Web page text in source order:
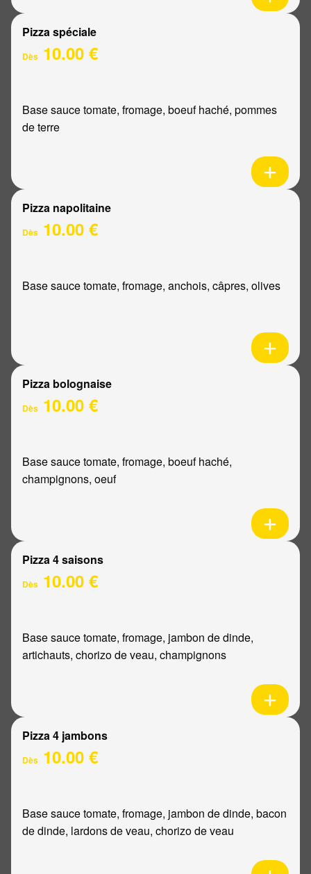
Pizza spéciale
Dès 10.00 €
Base sauce tomate, fromage, boeuf haché, pommes
de terre
Pizza napolitaine
Dès 10.00 €
Base sauce tomate, fromage, anchois, câpres, olives
Pizza bolognaise
Dès 10.00 €
Base sauce tomate, fromage, boeuf haché,
champignons, oeuf
Pizza 4 saisons
Dès 10.00 €
Base sauce tomate, fromage, jambon de dinde,
artichauts, chorizo de veau, champignons
Pizza 4 jambons
Dès 10.00 €
Base sauce tomate, fromage, jambon de dinde, bacon
de dinde, lardons de veau, chorizo de veau